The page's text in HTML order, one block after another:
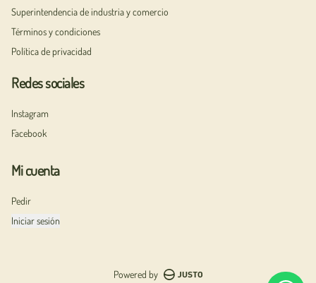
Superintendencia de industria y comercio
Términos y condiciones
Política de privacidad
Redes sociales
Instagram
Facebook
Mi cuenta
Pedir
Iniciar sesión
Powered by